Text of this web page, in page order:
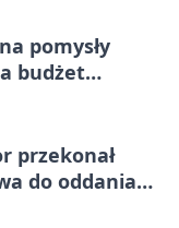
pomysły
budżet
przekonał
do oddania